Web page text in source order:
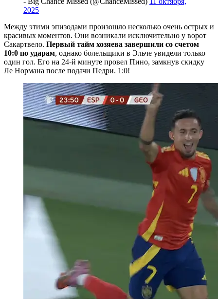
2025
Между этими эпизодами произошло несколько очень острых и
красивых моментов. Они возникали исключительно у ворот
Сакартвело. Первый тайм хозяева завершили со счетом
10:0 по ударам, однако болельщики в Эльче увидели только
один гол. Его на 24-й минуте провел Пино, замкнув скидку
Ле Нормана после подачи Педри. 1:0!